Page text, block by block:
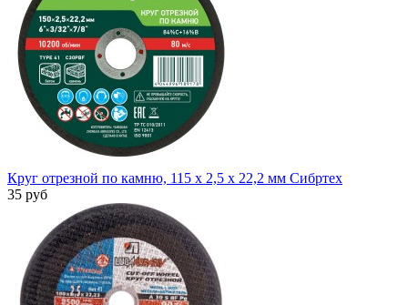
Круг отрезной по камню, 115 х 2,5 х 22,2 мм Сибртех
35 руб